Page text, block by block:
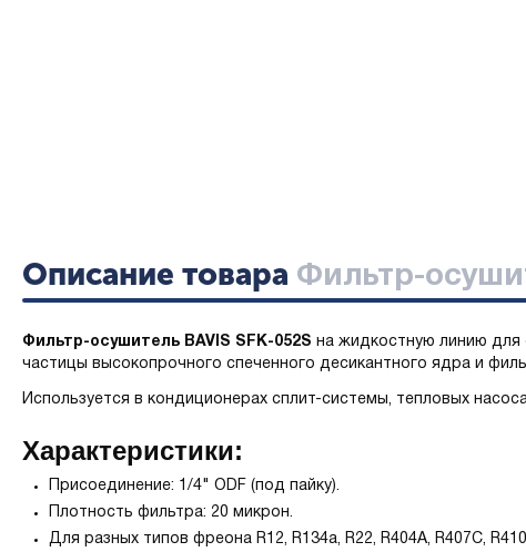
Описание товара Фильтр-
Фильтр-осушитель BAVIS SFK-052S на жидкостную линию для
частицы высокопрочного спеченного десикантного ядра и
Используется в кондиционерах сплит-системы, тепловых
Характеристики:
Присоединение: 1/4" ODF (под пайку).
Плотность фильтра: 20 микрон.
Для разных типов фреона R12, R134a, R22, R404A, R407C,